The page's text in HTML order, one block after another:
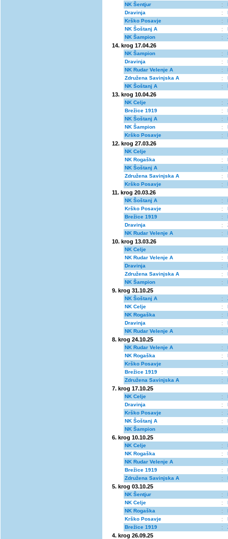
NK Šentjur :
Dravinja
:
Krško Posavje
:
NK Šoštanj A
:
NK Šampion
:
14. krog 17.04.26
NK Šampion :
Dravinja
:
NK Rudar Velenje A
:
Združena Savinjska A
:
NK Šoštanj A
:
13. krog 10.04.26
NK Celje :
Brežice 1919
:
NK Šoštanj A
:
NK Šampion
:
Krško Posavje
:
12. krog 27.03.26
NK Celje :
NK Rogaška
:
NK Šoštanj A
:
Združena Savinjska A
:
Krško Posavje
:
11. krog 20.03.26
NK Šoštanj A :
Krško Posavje
:
Brežice 1919
:
Dravinja
:
NK Rudar Velenje A
:
10. krog 13.03.26
NK Celje :
NK Rudar Velenje A
:
Dravinja
:
Združena Savinjska A
:
NK Šampion
:
9. krog 31.10.25
NK Šoštanj A :
NK Celje
:
NK Rogaška
:
Dravinja
:
NK Rudar Velenje A
:
8. krog 24.10.25
NK Rudar Velenje A :
NK Rogaška
:
Krško Posavje
:
Brežice 1919
:
Združena Savinjska A
:
7. krog 17.10.25
NK Celje :
Dravinja
:
Krško Posavje
:
NK Šoštanj A
:
NK Šampion
:
6. krog 10.10.25
NK Celje :
NK Rogaška
:
NK Rudar Velenje A
:
Brežice 1919
:
Združena Savinjska A
:
5. krog 03.10.25
NK Šentjur :
NK Celje
:
NK Rogaška
:
Krško Posavje
:
Brežice 1919
:
4. krog 26.09.25